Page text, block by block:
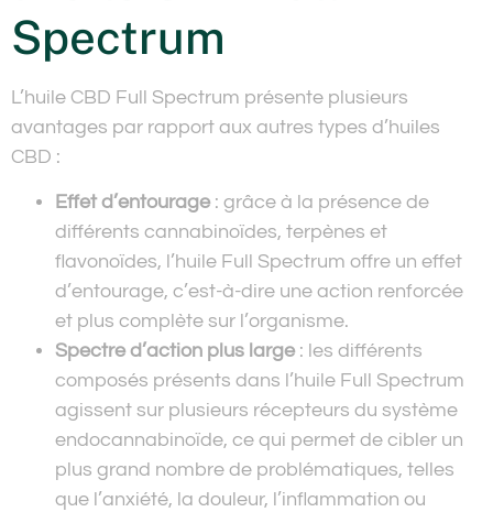
Spectrum
L’huile CBD Full Spectrum présente plusieurs
avantages par rapport aux autres types d’huiles
CBD :
Effet d’entourage: grâce à la présence de
différents cannabinoïdes, terpènes et
flavonoïdes, l’huile Full Spectrum offre un effet
d’entourage, c’est-à-dire une action renforcée
et plus complète sur l’organisme.
Spectre d’action plus large: les différents
composés présents dans l’huile Full Spectrum
agissent sur plusieurs récepteurs du système
endocannabinoïde, ce qui permet de cibler un
plus grand nombre de problématiques, telles
que l’anxiété, la douleur, l’inflammation ou